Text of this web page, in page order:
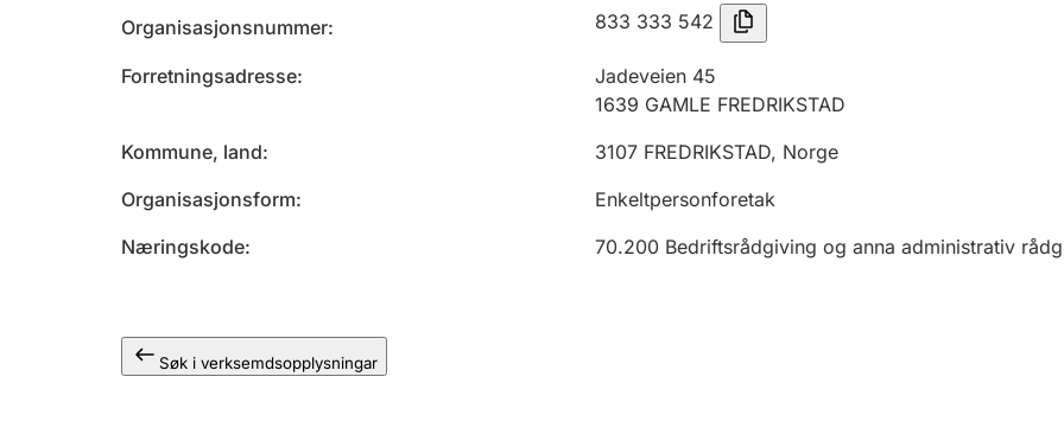
Organisasjonsnummer 833 333 542
Forretningsadresse
Jadeveien 45
1639 GAMLE FREDRIKSTAD
Kommune, land
3107 FREDRIKSTAD, Norge
Organisasjonsform
Enkeltpersonforetak
Næringskode
70.200 Bedriftsrådgiving og anna administrativ
Søk i verksemdsopplysningar